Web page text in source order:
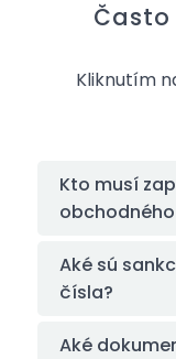
Kliknutím
Kto musí
Aké sú
čísla?
Aké